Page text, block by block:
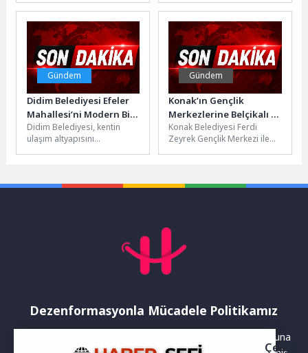
savunucuları ve dernek
temsilcileriyle bir...
harekete geçerek cenaze
sahiplerinin tüm ihtiyaçlarını
karşılıyor. Taziyeden...
Gündem
Didim Belediyesi Efeler
Mahallesi’ni Modern Bir
Görünüme Kavuşturuyor
Didim Belediyesi, kentin
ulaşım altyapısını
Gündem
Konak’ın Gençlik
Merkezlerine Belçikalı ve
Kıbrıslı gençlerden tam
not
Konak Belediyesi Ferdi
Zeyrek Gençlik Merkezi ile
Dezenformasyonla Mücadele Politikamız
Yayınlanan haberler doğruluk ilkesi gözetilerek hazırlanır. Buna
Çerez